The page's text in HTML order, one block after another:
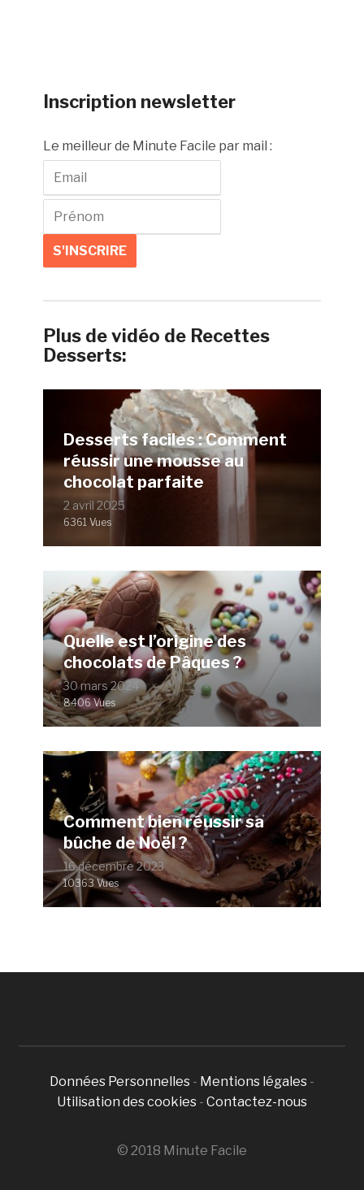
Inscription newsletter
Le meilleur de Minute Facile par mail :
Plus de vidéo de Recettes
Desserts:
Desserts faciles : Comment
réussir une mousse au
chocolat parfaite
2 avril 2025
6361 Vues
Quelle est l’origine des
chocolats de Pâques ?
30 mars 2024
8406 Vues
Comment bien réussir sa
bûche de Noël ?
16 décembre 2023
10363 Vues
Données Personnelles - Mentions légales -
Utilisation des cookies - Contactez-nous
© 2018 Minute Facile